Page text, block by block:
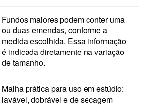
Fundos maiores podem conter uma
ou duas emendas, conforme a
medida escolhida. Essa informação
é indicada diretamente na variação
de tamanho.
Malha prática para uso em estúdio:
lavável, dobrável e de secagem